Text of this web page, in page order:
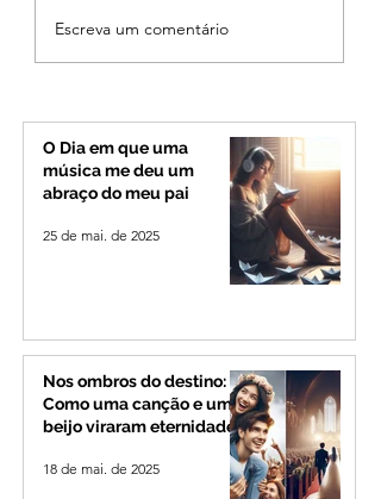
Cleitinho volta atrás,
cita mensagem divina,
mas partido nega
de Minas
Escreva um comentário
O Dia em que uma
música me deu um
abraço do meu pai
25 de mai. de 2025
Nos ombros do destino:
Como uma canção e um
beijo viraram eternidade
18 de mai. de 2025